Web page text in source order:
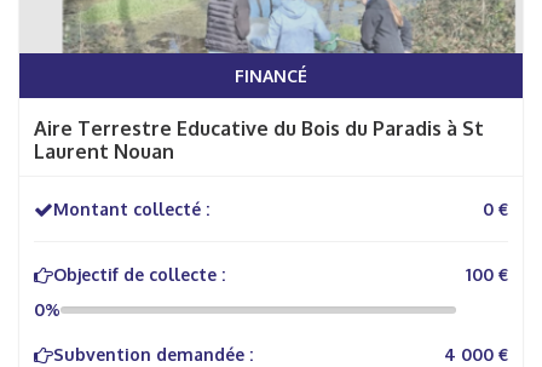
FINANCÉ
Aire Terrestre Educative du Bois du Paradis à St
Laurent Nouan
Montant collecté : 0 €
Objectif de collecte :
100 €
0%
Subvention demandée :
4 000 €